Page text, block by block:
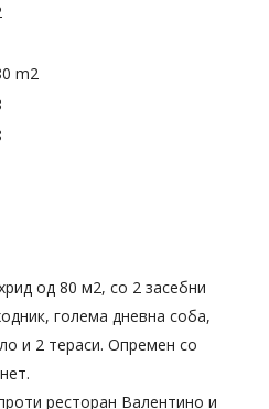
m2
од 80 м2, со 2 засебни
голема дневна соба,
и 2 тераси. Опремен со
ресторан Валентино и